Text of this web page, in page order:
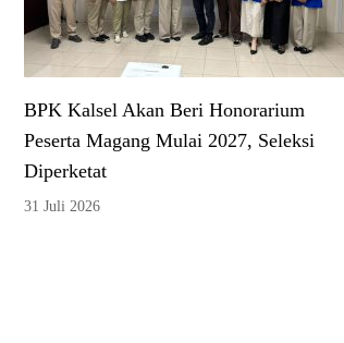
BPK Kalsel Akan Beri Honorarium
Peserta Magang Mulai 2027, Seleksi
Diperketat
31 Juli 2026